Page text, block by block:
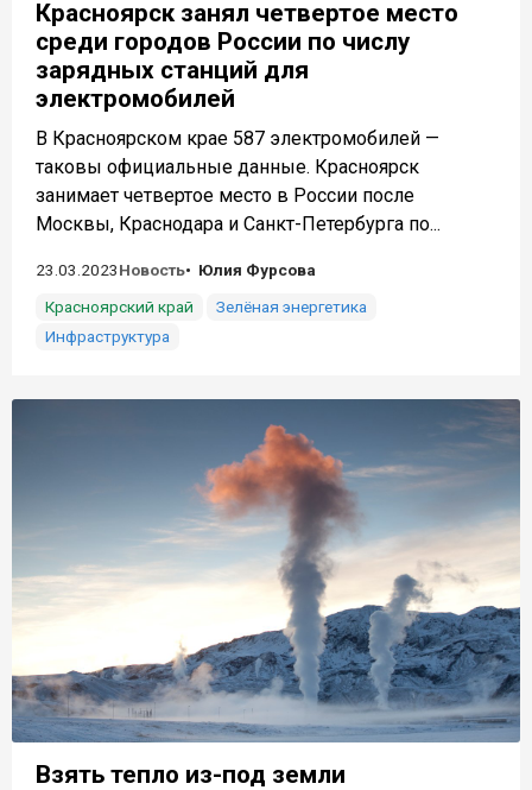
Красноярск занял четвертое место
среди городов России по числу
зарядных станций для
электромобилей
В Красноярском крае 587 электромобилей —
таковы официальные данные. Красноярск
занимает четвертое место в России после
Москвы, Краснодара и Санкт-Петербурга по...
23.03.2023Новость
Юлия Фурсова
Красноярский край
Зелёная энергетика
Инфраструктура
Взять тепло из-под земли